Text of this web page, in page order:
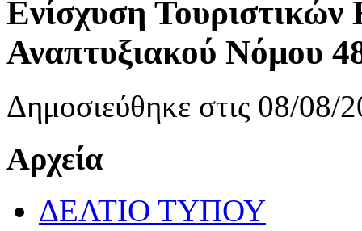
Ενίσχυση Τουριστικών
Αναπτυξιακού Νόμου
Δημοσιεύθηκε στις 08/08/
Αρχεία
ΔΕΛΤΙΟ ΤΥΠΟΥ